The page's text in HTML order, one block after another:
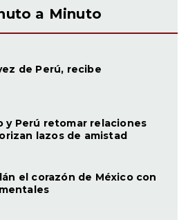
a Minuto
de Perú, recibe
y Perú retomar relaciones
lazos de amistad
el corazón de México con